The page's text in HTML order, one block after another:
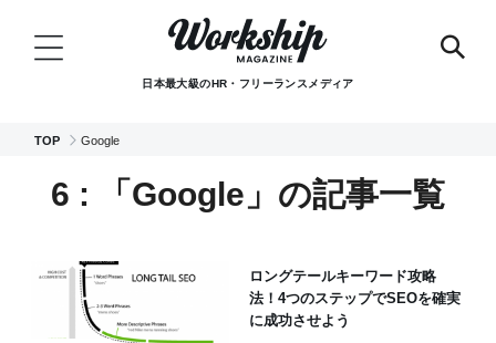
日本最大級のHR・フリーランスメディア
TOP Google
6 : 「Google」の記事一覧
ロングテールキーワード攻略
法！4つのステップでSEOを確実
に成功させよう